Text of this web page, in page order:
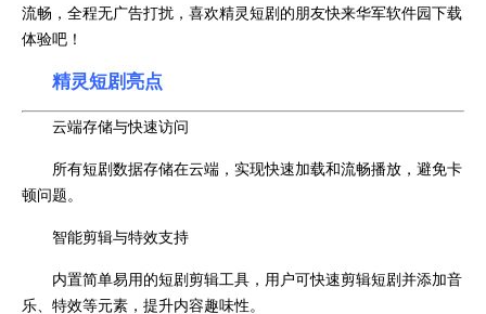
流畅，全程无广告打扰，喜欢精灵短剧的朋友快来华军软件园下载
体验吧！
精灵短剧亮点
云端存储与快速访问
所有短剧数据存储在云端，实现快速加载和流畅播放，避免卡
顿问题。
智能剪辑与特效支持
内置简单易用的短剧剪辑工具，用户可快速剪辑短剧并添加音
乐、特效等元素，提升内容趣味性。